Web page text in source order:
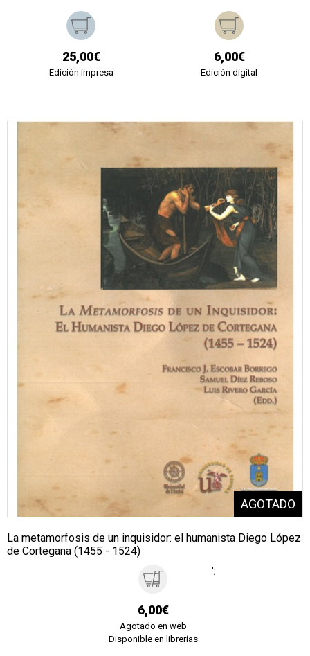
25,00€
Edición impresa
6,00€
Edición digital
La metamorfosis de un inquisidor: el humanista Diego López
de Cortegana (1455 - 1524)
6,00€
Agotado en web
Disponible en librerías
';